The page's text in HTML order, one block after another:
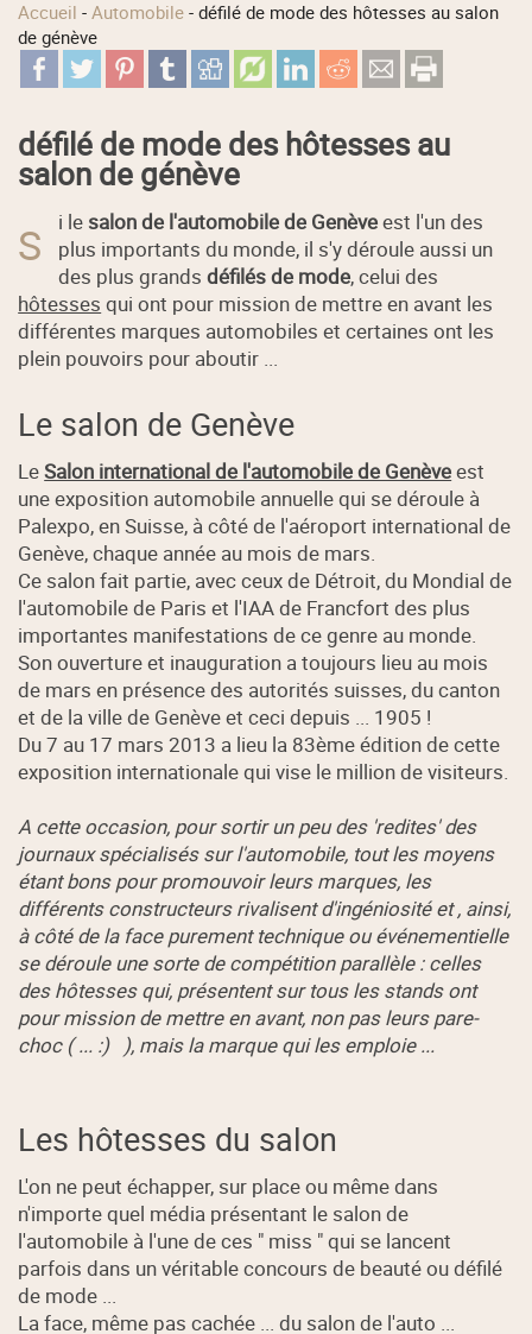
Accueil -Automobile -défilé de mode des hôtesses au salon
de génève
défilé de mode des hôtesses au
salon de génève
S i le salon de l'automobile de Genèveest l'un des
plus importants du monde, il s'y déroule aussi un
des plus grandsdéfilés de mode, celui des
hôtesses qui ont pour mission de mettre en avant les
différentes marques automobiles et certaines ont les
plein pouvoirs pour aboutir ...
Le salon de Genève
LeSalon international de l'automobile de Genèveest
une exposition automobile annuelle qui se déroule à
Palexpo, en Suisse, à côté de l'aéroport international de
Genève, chaque année au mois de mars.
Ce salon fait partie, avec ceux de Détroit, du Mondial de
l'automobile de Paris et l'IAA de Francfort des plus
importantes manifestations de ce genre au monde.
Son ouverture et inauguration a toujours lieu au mois
de mars en présence des autorités suisses, du canton
et de la ville de Genève et ceci depuis ... 1905 !
Du 7 au 17 mars 2013 a lieu la 83ème édition de cette
exposition internationale qui vise le million de visiteurs.
A cette occasion, pour sortir un peu des 'redites' des
journaux spécialisés sur l'automobile, tout les moyens
étant bons pour promouvoir leurs marques, les
différents constructeurs rivalisent d'ingéniosité et , ainsi,
à côté de la face purement technique ou événementielle
se déroule une sorte de compétition parallèle : celles
des hôtesses qui, présentent sur tous les stands ont
pour mission de mettre en avant, non pas leurs pare-
choc ( ... :) ), mais la marque qui les emploie ...
Les hôtesses du salon
L'on ne peut échapper, sur place ou même dans
n'importe quel média présentant le salon de
l'automobile à l'une de ces " miss " qui se lancent
parfois dans un véritable concours de beauté ou défilé
de mode ...
La face, même pas cachée ... du salon de l'auto ...